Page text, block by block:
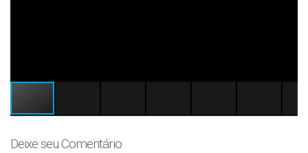
Deixe seu Comentário